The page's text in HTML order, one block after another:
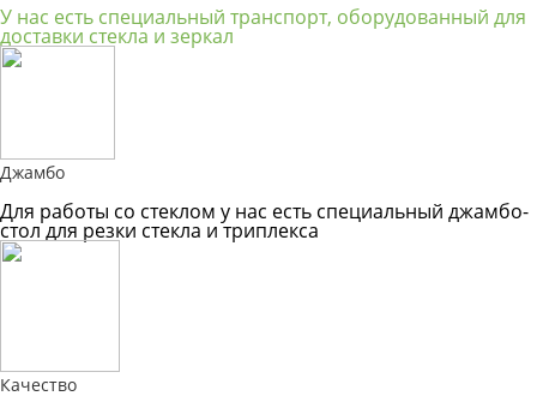
У нас есть специальный транспорт, оборудованный для
доставки стекла и зеркал
Джамбо
Для работы со стеклом у нас есть специальный джамбо-
стол для резки стекла и триплекса
Качество